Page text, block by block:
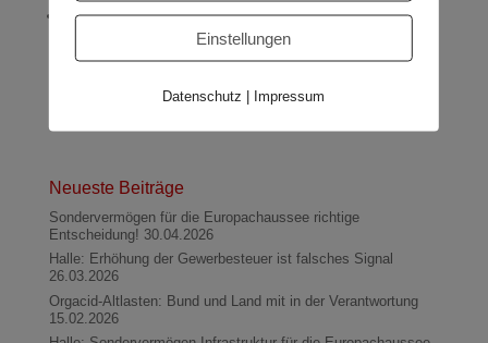
Erneuerung Brandschutz: zweiter Rettungsweg
Neueste Beiträge
Sondervermögen für die Europachaussee richtige
Entscheidung! 30.04.2026
Halle: Erhöhung der Gewerbesteuer ist falsches Signal
26.03.2026
Orgacid-Altlasten: Bund und Land mit in der Verantwortung
15.02.2026
Einstellungen
Datenschutz | Impressum